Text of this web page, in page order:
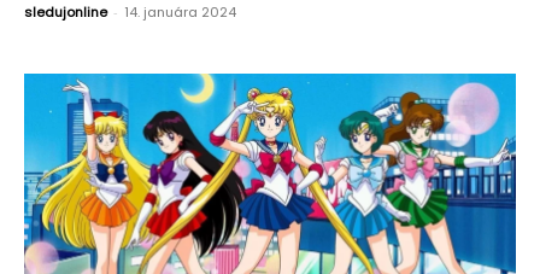
sledujonline - 14. januára 2024